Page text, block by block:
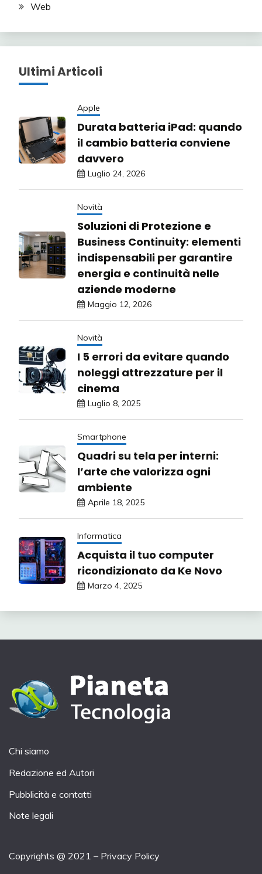
Web
Ultimi Articoli
Apple
Durata batteria iPad: quando
il cambio batteria conviene
davvero
Luglio 24, 2026
Novità
Soluzioni di Protezione e
Business Continuity: elementi
indispensabili per garantire
energia e continuità nelle
aziende moderne
Maggio 12, 2026
Novità
I 5 errori da evitare quando
noleggi attrezzature per il
cinema
Luglio 8, 2025
Smartphone
Quadri su tela per interni:
l’arte che valorizza ogni
ambiente
Aprile 18, 2025
Informatica
Acquista il tuo computer
ricondizionato da Ke Novo
Marzo 4, 2025
Chi siamo
Redazione ed Autori
Pubblicità e contatti
Note legali
Copyrights @ 2021 – Privacy Policy